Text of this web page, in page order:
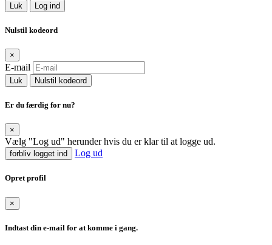
Luk
Log ind
Nulstil kodeord
×
E-mail
Luk Nulstil kodeord
Er du færdig for nu?
×
Vælg "Log ud" herunder hvis du er klar til at logge ud.
forbliv logget ind Log ud
Opret profil
×
Indtast din e-mail for at komme i gang.